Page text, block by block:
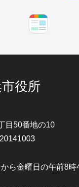
役所
目50番地の10
ら金曜日の午前8